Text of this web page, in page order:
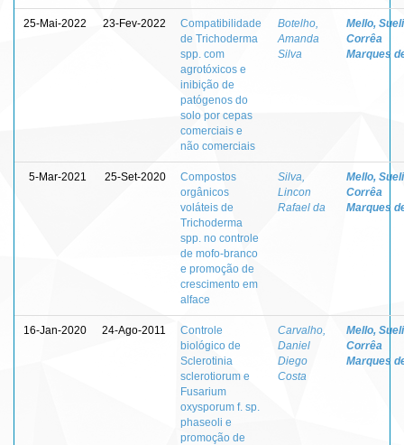
25-Mai-2022 23-Fev-2022
Compatibilidade
de Trichoderma
spp. com
agrotóxicos e
inibição de
patógenos do
solo por cepas
comerciais e
não comerciais
Botelho,
Amanda
Silva
Mello, Sueli
Corrêa
Marques
5-Mar-2021 25-Set-2020
Compostos
orgânicos
voláteis de
Trichoderma
spp. no controle
de mofo-branco
e promoção de
crescimento em
alface
Silva,
Lincon
Rafael da
Mello, Sueli
Corrêa
Marques
16-Jan-2020 24-Ago-2011
Controle
biológico de
Sclerotinia
sclerotiorum e
Fusarium
oxysporum f. sp.
phaseoli e
promoção de
Carvalho,
Daniel
Diego
Costa
Mello, Sueli
Corrêa
Marques